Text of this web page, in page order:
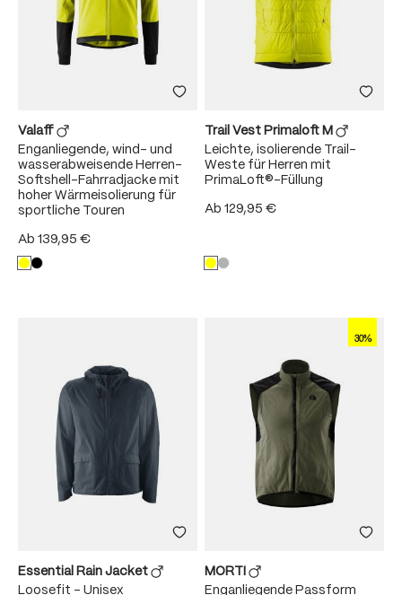
Valaff
Enganliegende, wind- und
wasserabweisende Herren-
Softshell-Fahrradjacke mit
hoher Wärmeisolierung für
sportliche Touren
Ab 139,95 €
Trail Vest Primaloft M
Leichte, isolierende Trail-
Weste für Herren mit
PrimaLoft®-Füllung
Ab 129,95 €
Essential Rain Jacket
Loosefit - Unisex
30%
MORTI
Enganliegende Passform